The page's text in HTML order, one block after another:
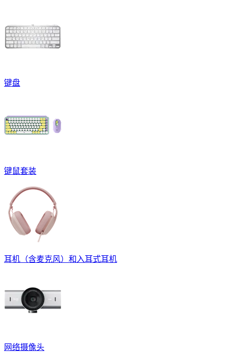
键盘
键鼠套装
耳机（含麦克风）和入耳式耳机
网络摄像头